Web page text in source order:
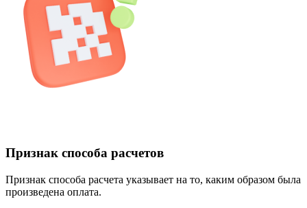
Признак способа расчетов
Признак способа расчета указывает на то, каким образом была
произведена оплата.